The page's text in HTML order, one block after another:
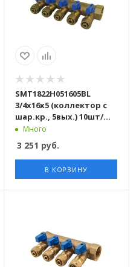
SMT1822Н051605BL
3/4x16x5 (коллектор с
шар.кр., 5вых.) 10шт/
корМного
3 251 руб.
В КОРЗИНУ